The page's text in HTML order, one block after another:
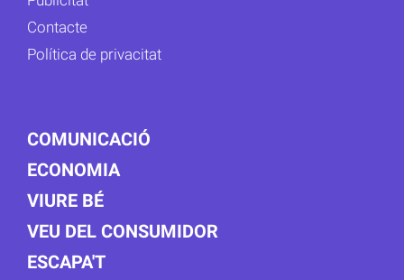
Contacte
Política de privacitat
COMUNICACIÓ
ECONOMIA
VIURE BÉ
VEU DEL CONSUMIDOR
ESCAPA'T